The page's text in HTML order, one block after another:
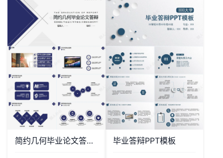
简约几何毕业论文答辩毕业设计学术报告开题报告通用PPT 毕业答辩PPT模板